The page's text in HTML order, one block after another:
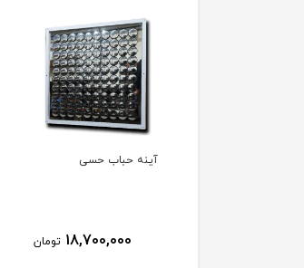
آینه حباب حسی
18,700,000 تومان